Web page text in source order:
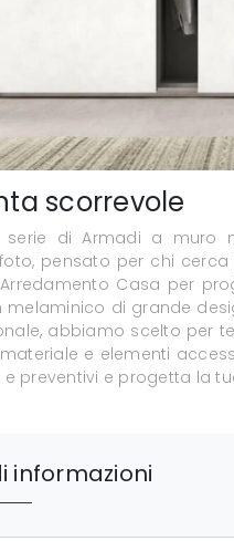
scorrevole
serie di Armadi a muro
pensato per chi
Casa per
melaminico di grande
abbiamo scelto per
e elementi
e preventivi e progetta la
informazioni